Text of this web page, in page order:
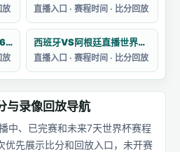
放 直播入口 · 赛程时间 · 比分回放
西班牙VS阿根廷回放2026卡塔尔世界杯
放
西班牙VS阿根廷直播世界杯主题曲目
直播入口 · 赛程时间 · 比分回放
与录像回放导航
中、已完赛和未来7天世界杯赛程
优先展示比分和回放入口，未开赛